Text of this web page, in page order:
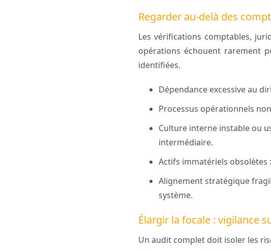
Regarder au-delà des
Les vérifications comptables,
opérations échouent rarement
identifiées.
Dépendance excessive au
Processus opérationnels
Culture interne instable ou
intermédiaire.
Actifs immatériels obsolètes
Alignement stratégique
système.
Élargir la focale : vigilance
Un audit complet doit isoler les